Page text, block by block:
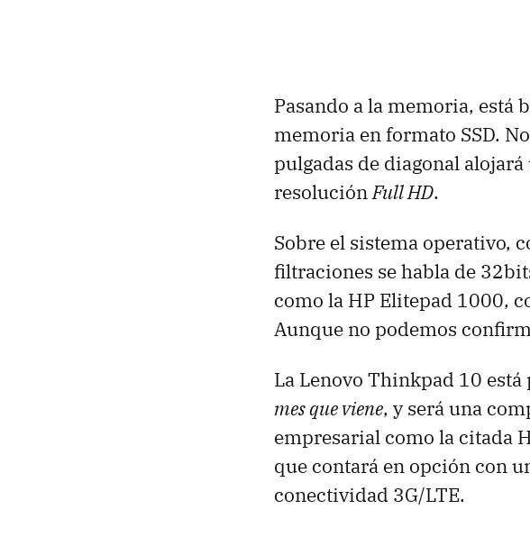
Pasando a la memoria, está
memoria en formato SSD.
pulgadas de diagonal
resoluciónFull HD.
Sobre el sistema operativo,
filtraciones se habla de
como la HP Elitepad 1000,
Aunque no podemos
La Lenovo Thinkpad 10
mes que viene, y será una
empresarial como la citada
que contará en opción con
conectividad 3G/LTE.